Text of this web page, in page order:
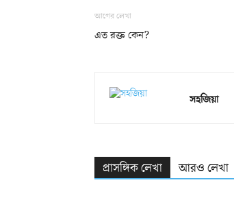
আগের লেখা
এত রক্ত কেন?
সহজিয়া
প্রাসঙ্গিক লেখা আরও লেখা